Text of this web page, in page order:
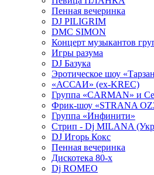
Пенная вечеринка
DJ PILIGRIM
DMC SIMON
Концерт музыкантов
Игры разума
DJ Базука
Эротическое шоу
«АССАИ» (ex-KREC)
Группа «CARMAN» и
Фрик-шоу «STRANA
Группа «Инфинити»
Стрип - Dj MILANA
DJ Игорь Кокс
Пенная вечеринка
Дискотека 80-х
Dj ROMEO